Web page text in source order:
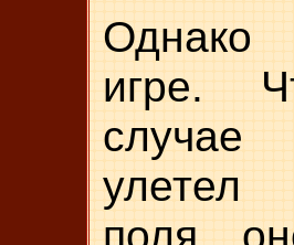
игре.
поля,